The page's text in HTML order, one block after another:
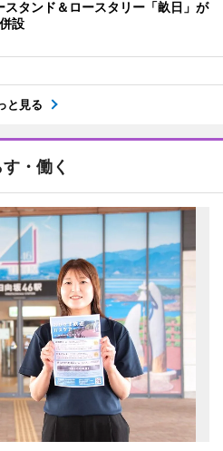
スタンド＆ロースタリー「畝日」が
設
と見る
・働く